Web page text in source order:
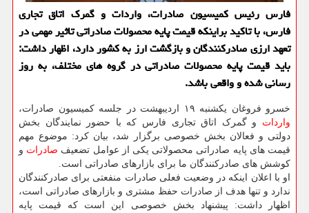
فارس رئیس کمیسیون صادرات، واردات و گمرک اتاق تجاری
فارس، با تاکید براینکه قیمت پایه محصولات صادراتی تاثیر مهمی در
تعهد ارزی صادرکنندگان و بازگشت ارز به کشور دارد، اظهار داشت:
باید قیمت پایه محصولات صادراتی در گروه های مختلف، به روز
رسانی شده و واقعی باشد.
خسرو فروغان یکشنبه ۱۹ اردیبهشت در جلسه کمیسیون صادرات،
واردات و گمرک اتاق تجاری فارس که با حضور نمایندگان بخش
دولتی و فعالان بخش خصوصی برگزار شد، بیان کرد: موضوع مهم
قیمت های پایه صادراتی محصولاتی یکی از عوامل تضعیف صادرات و
کوشش های صادرکنندگان ما برای بازارهای صادراتی است.
او با اعلان اینکه در وضعیت فعلی صادرات منفعتی برای صادرکنندگان
ندارد و تنها هدف از صادرات حفظ مشتری و بازارهای صادراتی است،
اظهار داشت: پیشنهاد بخش خصوصی این است که قیمت پایه